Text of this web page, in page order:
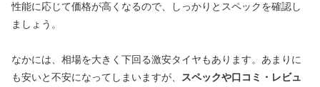
性能に応じて価格が高くなるので、しっかりとスペックを確認し
ましょう。
なかには、相場を大きく下回る激安タイヤもあります。あまりに
も安いと不安になってしまいますが、
スペックや口コミ・レビュ